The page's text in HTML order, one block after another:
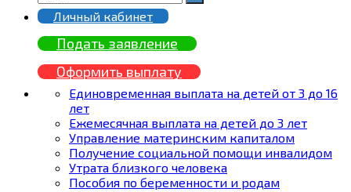
Личный кабинет
Подать заявление
Оформить выплату
Единовременная выплата на детей от 3 до 16
лет
Ежемесячная выплата на детей до 3 лет
Управление материнским капиталом
Получение социальной помощи инвалидом
Утрата близкого человека
Пособия по беременности и родам